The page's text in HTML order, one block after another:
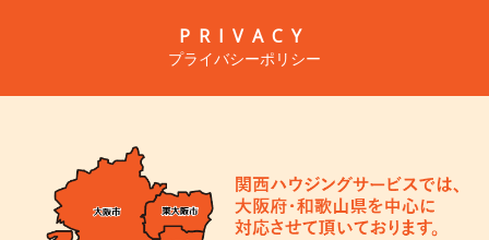
PRIVACY
プライバシーポリシー